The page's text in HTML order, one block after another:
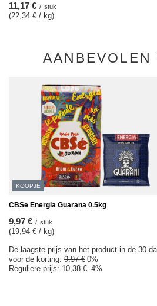
11,17 € / stuk
(22,34 € / kg)
AANBEVOLEN
KOOPJE
CBSe Energia Guarana 0.5kg
9,97 € / stuk
(19,94 € / kg)
De laagste prijs van het product in de 30
voor de korting: 9,97 € 0%
Reguliere prijs: 10,38 € -4%